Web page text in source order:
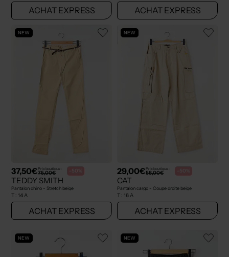
ACHAT EXPRESS ACHAT EXPRESS
NEW
37,50€Prix boutique :
75,00€ -50%
TEDDY SMITH
Pantalon chino - Stretch beige
T : 14 A
ACHAT EXPRESS
NEW
29,00€Prix boutique :
58,00€ -50%
CAT
Pantalon cargo - Coupe droite beige
T : 16 A
ACHAT EXPRESS
NEW NEW